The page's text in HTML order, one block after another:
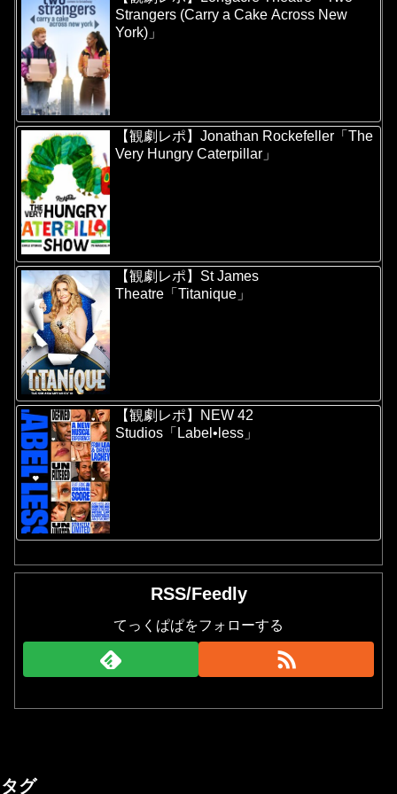
Strangers (Carry a Cake Across New
York)」
【観劇レポ】Jonathan Rockefeller「The
Very Hungry Caterpillar」
【観劇レポ】St James
Theatre「Titanique」
【観劇レポ】NEW 42
Studios「Label•less」
RSS/Feedly
てっくぱぱをフォローする
タグ